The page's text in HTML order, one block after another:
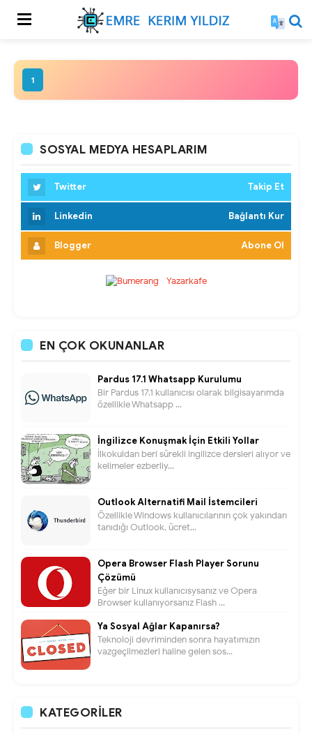
1
SOSYAL MEDYA HESAPLARIM
Twitter Takip Et
Linkedin Bağlantı Kur
Blogger Abone Ol
EN ÇOK OKUNANLAR
Pardus 17.1 Whatsapp Kurulumu
Bir Pardus 17.1 kullanıcısı olarak bilgisayarımda
özellikle Whatsapp ...
İngilizce Konuşmak İçin Etkili Yollar
İlkokuldan beri sürekli ingilizce dersleri alıyor ve
kelimeler ezberliy...
Outlook Alternatifi Mail İstemcileri
Özellikle Windows kullanıcılarının çok yakından
tanıdığı Outlook, ücret...
Opera Browser Flash Player Sorunu
Çözümü
Eğer bir Linux kullanıcısysanız ve Opera
Browser kullanıyorsanız Flash ...
Ya Sosyal Ağlar Kapanırsa?
Teknoloji devriminden sonra hayatımızın
vazgeçilmezleri haline gelen sos...
KATEGORILER